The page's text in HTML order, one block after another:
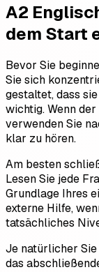
A2
dem Start
Bevor Sie
Sie sich
gestaltet, dass
wichtig. Wenn
verwenden Sie
klar zu hören.
Am besten
Lesen Sie jede
Grundlage Ihres
externe Hilfe,
tatsächliches
Je natürlicher
das